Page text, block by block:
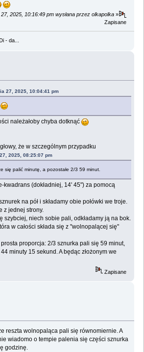
2025, 10:16:49 pm wysłana przez olkapolka »
Zapisane
- da...
27, 2025, 10:04:41 pm
należałoby chyba dotknąć
że w szczególnym przypadku
2025, 08:25:07 pm
się palić minutę, a pozostałe 2/3 59 minut.
kwadrans (dokładniej, 14' 45") za pomocą
na pół i składamy obie połówki we troje.
z jednej strony.
szybciej, niech sobie pali, odkładamy ją na bok.
w całości składa się z "wolnopalącej się"
proporcja: 2/3 sznurka pali się 59 minut,
minuty 15 sekund. A będąc złożonym we
Zapisane
reszta wolnopaląca pali się równomiernie. A
wiadomo o tempie palenia się części sznurka
godzinę.